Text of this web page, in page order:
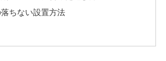
ちない設置方法